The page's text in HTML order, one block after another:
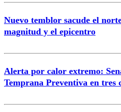
Nuevo temblor sacude el
magnitud y el epicentro
Alerta por calor extremo:
Temprana Preventiva en tres